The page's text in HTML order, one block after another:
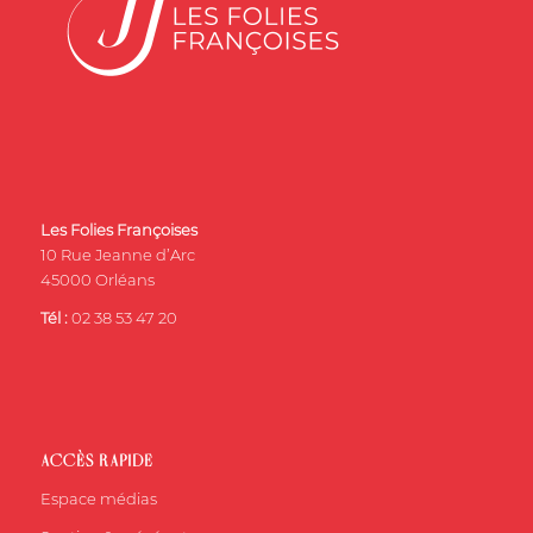
Les Folies Françoises
10 Rue Jeanne d’Arc
45000 Orléans
Tél : 02 38 53 47 20
ACCÈS RAPIDE
Espace médias